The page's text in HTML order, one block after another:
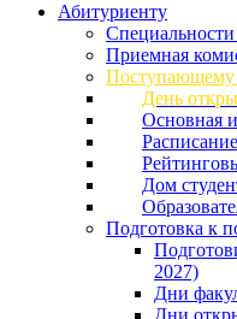
Абитуриенту
Приемная
Поступающему
День
Основная
Дом
Подготовка к
2027)
Дни
Дни